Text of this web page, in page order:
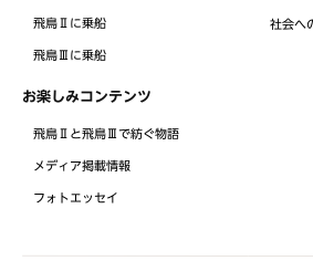
飛鳥Ⅱに乗船
飛鳥Ⅲに乗船
お楽しみコンテンツ
飛鳥Ⅱと飛鳥Ⅲで紡ぐ物語
メディア掲載情報
フォトエッセイ
社会へ